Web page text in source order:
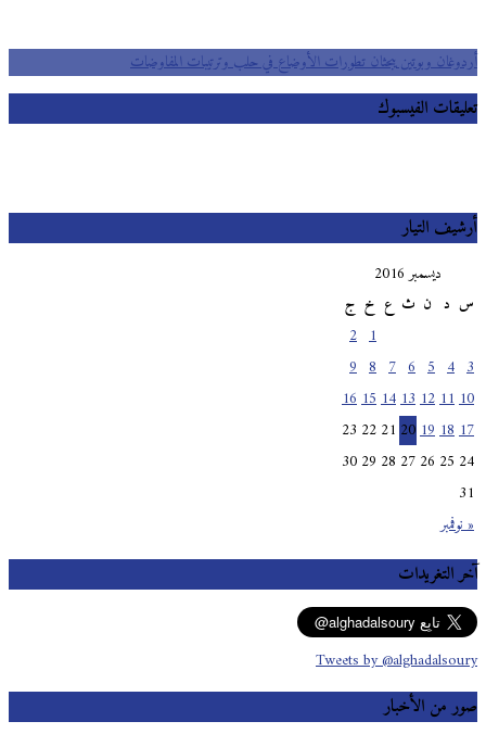
أردوغان وبوتين يبحثان تطورات الأوضاع في حلب وترتيبات المفاوضات
تعليقات الفيسبوك
أرشيف التيار
ديسمبر 2016
س
ث خ ج
« نوفمبر
10
11
12
13
14
15
16
17
18
19
20
21
22
23
24
25
26
27
28
29
30
31
آخر التغريدات
Tweets by @alghadalsoury
صور من الأخبار